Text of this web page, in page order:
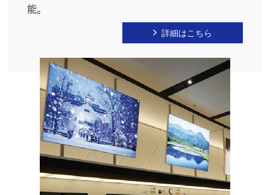
能。
詳細はこちら